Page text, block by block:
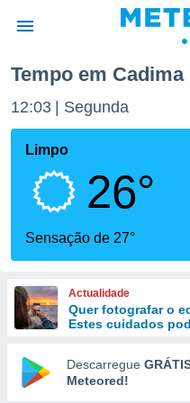
da
foi
fornecidas
a este
das
e
forma
digital
Tempo em Cadima
12:03 Segunda
Limpo
26°
Sensação de 27°
Actualidade
Quer fotografar o
Estes cuidados
Descarregue
Meteored!